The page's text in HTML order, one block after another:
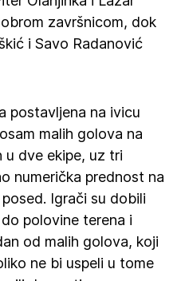
završnicom, dok
i Savo Radanović
postavljena na ivicu
malih golova na
u dve ekipe, uz tri
numerička prednost na
Igrači su dobili
polovine terena i
od malih golova, koji
ne bi uspeli u tome